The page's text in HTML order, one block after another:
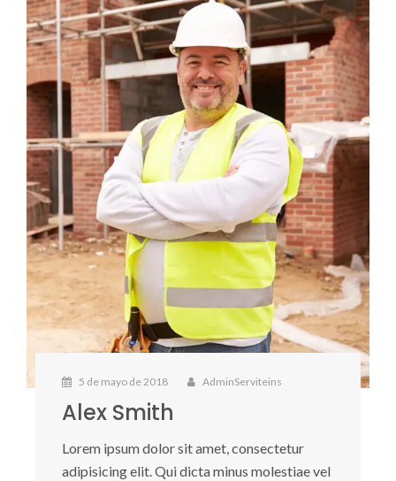
5 de mayo de 2018 AdminServiteins
Alex Smith
Lorem ipsum dolor sit amet, consectetur
adipisicing elit. Qui dicta minus molestiae vel